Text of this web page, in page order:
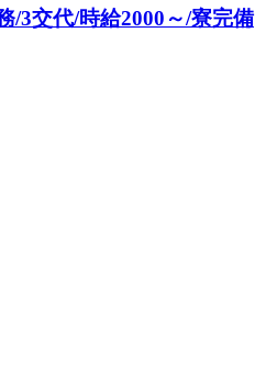
/3交代/時給2000～/寮完備